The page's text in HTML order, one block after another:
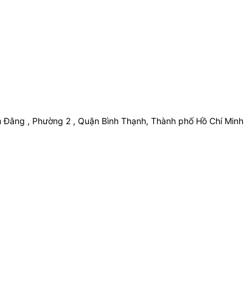
, Phường 2 , Quận Bình Thạnh, Thành phố Hồ Chí Minh